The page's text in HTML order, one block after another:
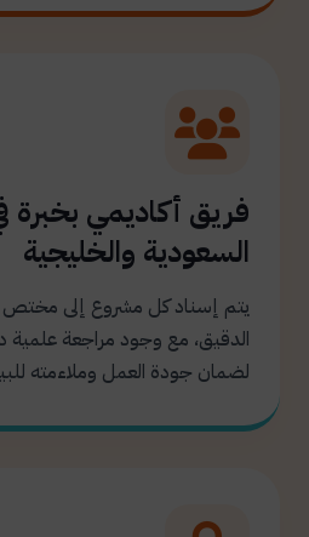
فريق أكاديمي بخبرة
السعودية والخليجية
يتم إسناد كل مشروع إلى
الدقيق، مع وجود مراجعة علمية
لضمان جودة العمل وملاءمته